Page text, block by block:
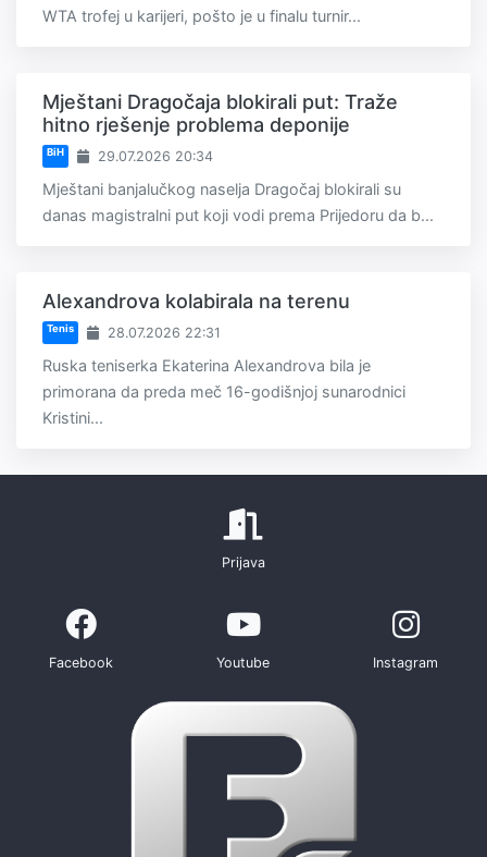
WTA trofej u karijeri, pošto je u finalu turnir...
Mještani Dragočaja blokirali put: Traže
hitno rješenje problema deponije
BiH 29.07.2026 20:34
Mještani banjalučkog naselja Dragočaj blokirali su
danas magistralni put koji vodi prema Prijedoru da b...
Alexandrova kolabirala na terenu
Tenis 28.07.2026 22:31
Ruska teniserka Ekaterina Alexandrova bila je
primorana da preda meč 16-godišnjoj sunarodnici
Kristini...
Prijava
Facebook Youtube Instagram